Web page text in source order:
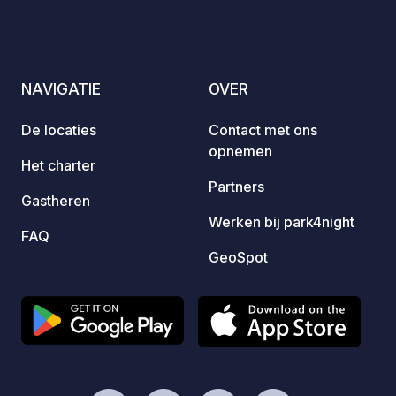
naast de deur: het indrukwekkende
NAVIGATIE
De locaties
Het charter
Gastheren
FAQ
OVER
Contact met ons
opnemen
Partners
Werken bij park4night
GeoSpot